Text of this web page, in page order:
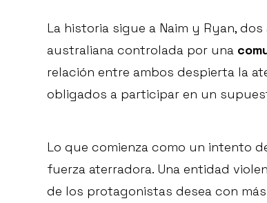
La historia sigue a Naim y Ryan,
australiana controlada por una
relación entre ambos despierta la
obligados a participar en un
Lo que comienza como un intento
fuerza aterradora. Una entidad
de los protagonistas desea con